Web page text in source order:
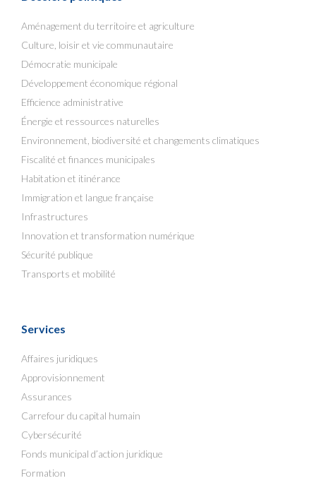
Aménagement du territoire et agriculture
Culture, loisir et vie communautaire
Démocratie municipale
Développement économique régional
Efficience administrative
Énergie et ressources naturelles
Environnement, biodiversité et changements climatiques
Fiscalité et finances municipales
Habitation et itinérance
Immigration et langue française
Infrastructures
Innovation et transformation numérique
Sécurité publique
Transports et mobilité
Services
Affaires juridiques
Approvisionnement
Assurances
Carrefour du capital humain
Cybersécurité
Fonds municipal d’action juridique
Formation